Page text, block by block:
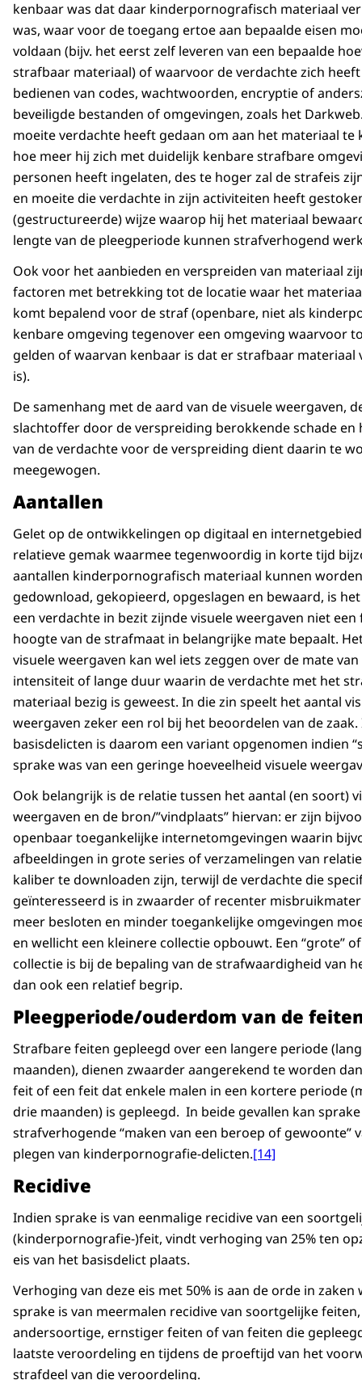
kenbaar was dat daar kinderpornografisch materiaal
was, waar voor de toegang ertoe aan bepaalde eisen
voldaan (bijv. het eerst zelf leveren van een bepaalde
strafbaar materiaal) of waarvoor de verdachte zich
bedienen van codes, wachtwoorden, encryptie of
beveiligde bestanden of omgevingen, zoals het
moeite verdachte heeft gedaan om aan het materiaal te
hoe meer hij zich met duidelijk kenbare strafbare
personen heeft ingelaten, des te hoger zal de strafeis
en moeite die verdachte in zijn activiteiten heeft
(gestructureerde) wijze waarop hij het materiaal
lengte van de pleegperiode kunnen strafverhogend
Ook voor het aanbieden en verspreiden van materiaal
factoren met betrekking tot de locatie waar het
komt bepalend voor de straf (openbare, niet als
kenbare omgeving tegenover een omgeving waarvoor
gelden of waarvan kenbaar is dat er strafbaar materiaal
is).
De samenhang met de aard van de visuele weergaven,
slachtoffer door de verspreiding berokkende schade en
van de verdachte voor de verspreiding dient daarin te
meegewogen.
Aantallen
Gelet op de ontwikkelingen op digitaal en
relatieve gemak waarmee tegenwoordig in korte tijd
aantallen kinderpornografisch materiaal kunnen worden
gedownload, gekopieerd, opgeslagen en bewaard, is
een verdachte in bezit zijnde visuele weergaven niet
hoogte van de strafmaat in belangrijke mate bepaalt.
visuele weergaven kan wel iets zeggen over de mate
intensiteit of lange duur waarin de verdachte met het
materiaal bezig is geweest. In die zin speelt het aantal
weergaven zeker een rol bij het beoordelen van de zaak.
basisdelicten is daarom een variant opgenomen indien
sprake was van een geringe hoeveelheid visuele
Ook belangrijk is de relatie tussen het aantal (en soort)
weergaven en de bron/”vindplaats” hiervan: er zijn
openbaar toegankelijke internetomgevingen waarin
afbeeldingen in grote series of verzamelingen van
kaliber te downloaden zijn, terwijl de verdachte die
geïnteresseerd is in zwaarder of recenter
meer besloten en minder toegankelijke omgevingen
en wellicht een kleinere collectie opbouwt. Een “grote” of
collectie is bij de bepaling van de strafwaardigheid van
dan ook een relatief begrip.
Pleegperiode/ouderdom van de
Strafbare feiten gepleegd over een langere periode
maanden), dienen zwaarder aangerekend te worden
feit of een feit dat enkele malen in een kortere periode
drie maanden) is gepleegd. In beide gevallen kan
strafverhogende “maken van een beroep of gewoonte”
plegen van kinderpornografie-delicten.[14]
Recidive
Indien sprake is van eenmalige recidive van een
(kinderpornografie-)feit, vindt verhoging van 25% ten
eis van het basisdelict plaats.
Verhoging van deze eis met 50% is aan de orde in zaken
sprake is van meermalen recidive van soortgelijke
andersoortige, ernstiger feiten of van feiten die
laatste veroordeling en tijdens de proeftijd van het
strafdeel van die veroordeling.